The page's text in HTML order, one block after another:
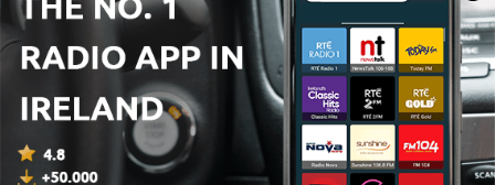
STORIE DI BRAND
On Purpose with Jay
Shetty